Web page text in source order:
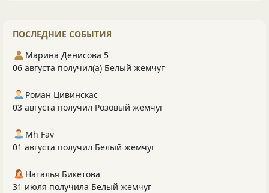
ПОСЛЕДНИЕ СОБЫТИЯ
Марина Денисова 5
06 августа получил(а) Белый жемчуг
Роман Цивинскас
03 августа получил Розовый жемчуг
Mh Fav
01 августа получил Белый жемчуг
Наталья Бикетова
31 июля получила Белый жемчуг